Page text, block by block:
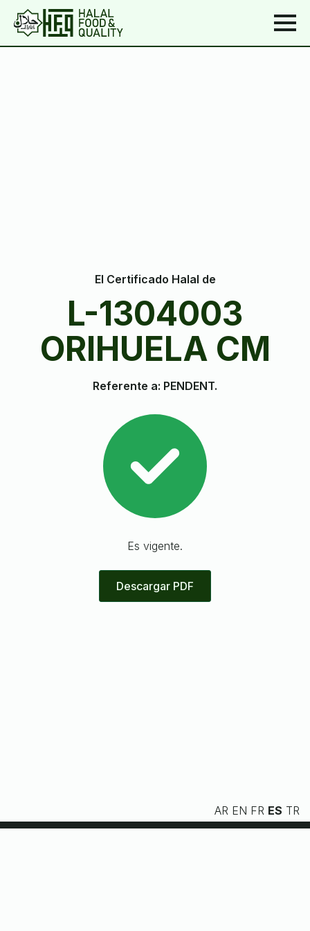
El Certificado Halal de
L-1304003
ORIHUELA CM
Referente a: PENDENT.
Es vigente.
Descargar PDF
AR EN FR ES TR